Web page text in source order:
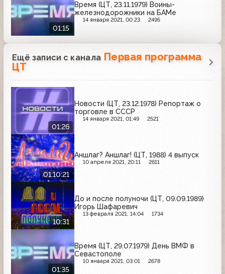
01:15
Время (ЦТ, 23.11.1979) Воины-
железнодорожники на БАМе
14 января 2021, 00:23 2495
Ещё записи с канала Первая программа
ЦТ
01:26
Новости (ЦТ, 23.12.1978) Репортаж о
торговле в СССР
14 января 2021, 01:49 2521
01:10:21
Аншлаг? Аншлаг! (ЦТ, 1988) 4 выпуск
10 апреля 2021, 20:11 2611
10:31
До и после полуночи (ЦТ, 09.09.1989)
Игорь Шафаревич
13 февраля 2021, 14:04 1734
01:35
Время (ЦТ, 29.07.1979) День ВМФ в
Севастополе
10 января 2021, 03:01 2678